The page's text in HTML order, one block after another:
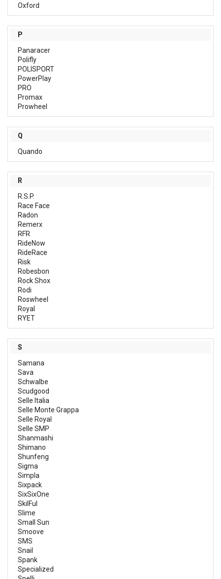
Oxford
P
Panaracer
Polifly
POLISPORT
PowerPlay
PRO
Promax
Prowheel
Q
Quando
R
R.S.P.
Race Face
Radon
Remerx
RFR
RideNow
RideRace
Risk
Robesbon
Rock Shox
Rodi
Roswheel
Royal
RYET
S
Samana
Sava
Schwalbe
Scudgood
Selle Italia
Selle Monte Grappa
Selle Royal
Selle SMP
Shanmashi
Shimano
Shunfeng
Sigma
Simpla
Sixpack
SixSixOne
SkilFul
Slime
Small Sun
Smoove
SMS
Snail
Spank
Specialized